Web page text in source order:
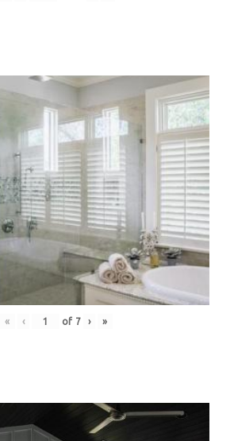
« ‹ of 7 › »